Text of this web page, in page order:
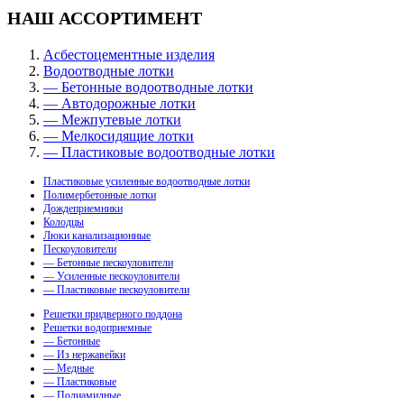
НАШ АССОРТИМЕНТ
Асбестоцементные изделия
Водоотводные лотки
— Бетонные водоотводные лотки
— Автодорожные лотки
— Межпутевые лотки
— Мелкосидящие лотки
— Пластиковые водоотводные лотки
Пластиковые усиленные водоотводные лотки
Полимербетонные лотки
Дождеприемники
Колодцы
Люки канализационные
Пескоуловители
— Бетонные пескоуловители
— Усиленные пескоуловители
— Пластиковые пескоуловители
Решетки придверного поддона
Решетки водоприемные
— Бетонные
— Из нержавейки
— Медные
— Пластиковые